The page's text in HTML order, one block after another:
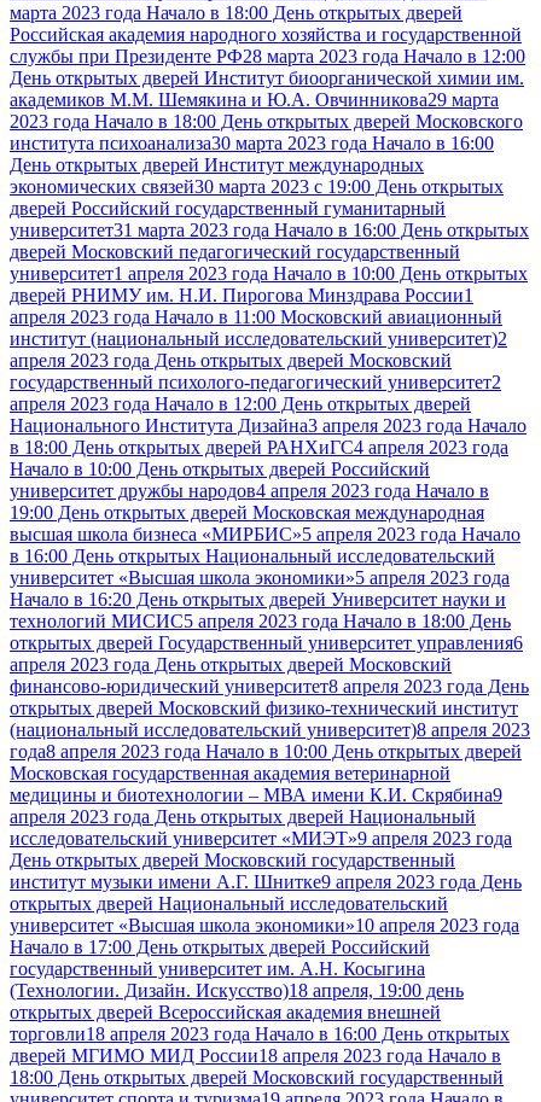
марта 2023 года Начало в 18:00 День открытых дверей
Российская академия народного хозяйства и государственной
службы при Президенте РФ28 марта 2023 года Начало в 12:00
День открытых дверей Институт биоорганической химии им.
академиков М.М. Шемякина и Ю.А. Овчинникова29 марта
2023 года Начало в 18:00 День открытых дверей Московского
института психоанализа30 марта 2023 года Начало в 16:00
День открытых дверей Институт международных
экономических связей30 марта 2023 с 19:00 День открытых
дверей Российский государственный гуманитарный
университет31 марта 2023 года Начало в 16:00 День открытых
дверей Московский педагогический государственный
университет1 апреля 2023 года Начало в 10:00 День открытых
дверей РНИМУ им. Н.И. Пирогова Минздрава России1
апреля 2023 года Начало в 11:00 Московский авиационный
институт (национальный исследовательский университет)2
апреля 2023 года День открытых дверей Московский
государственный психолого-педагогический университет2
апреля 2023 года Начало в 12:00 День открытых дверей
Национального Института Дизайна3 апреля 2023 года Начало
в 18:00 День открытых дверей РАНХиГС4 апреля 2023 года
Начало в 10:00 День открытых дверей Российский
университет дружбы народов4 апреля 2023 года Начало в
19:00 День открытых дверей Московская международная
высшая школа бизнеса «МИРБИС»5 апреля 2023 года Начало
в 16:00 День открытых Национальный исследовательский
университет «Высшая школа экономики»5 апреля 2023 года
Начало в 16:20 День открытых дверей Университет науки и
технологий МИСИС5 апреля 2023 года Начало в 18:00 День
открытых дверей Государственный университет управления6
апреля 2023 года День открытых дверей Московский
финансово-юридический университет8 апреля 2023 года День
открытых дверей Московский физико-технический институт
(национальный исследовательский университет)8 апреля 2023
года8 апреля 2023 года Начало в 10:00 День открытых дверей
Московская государственная академия ветеринарной
медицины и биотехнологии – МВА имени К.И. Скрябина9
апреля 2023 года День открытых дверей Национальный
исследовательский университет «МИЭТ»9 апреля 2023 года
День открытых дверей Московский государственный
институт музыки имени А.Г. Шнитке9 апреля 2023 года День
открытых дверей Национальный исследовательский
университет «Высшая школа экономики»10 апреля 2023 года
Начало в 17:00 День открытых дверей Российский
государственный университет им. А.Н. Косыгина
(Технологии. Дизайн. Искусство)18 апреля, 19:00 день
открытых дверей Всероссийская академия внешней
торговли18 апреля 2023 года Начало в 16:00 День открытых
дверей МГИМО МИД России18 апреля 2023 года Начало в
18:00 День открытых дверей Московский государственный